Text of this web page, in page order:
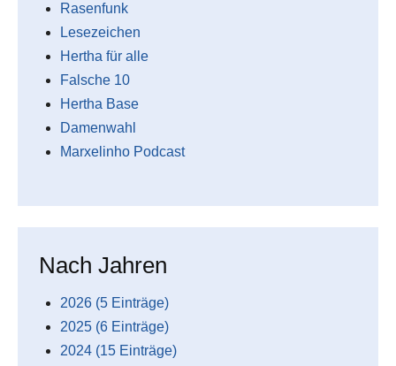
Rasenfunk
Lesezeichen
Hertha für alle
Falsche 10
Hertha Base
Damenwahl
Marxelinho Podcast
Nach Jahren
2026 (5 Einträge)
2025 (6 Einträge)
2024 (15 Einträge)